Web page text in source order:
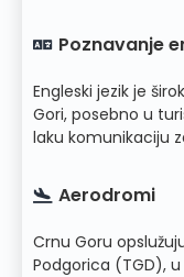
Poznavanje
Engleski jezik je
Gori, posebno u
laku komunikaciju
Aerodromi
Crnu Goru
Podgorica (TGD),